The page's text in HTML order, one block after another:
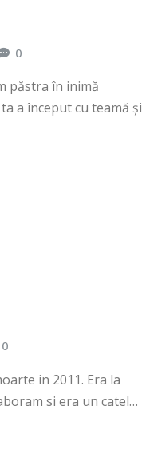
0
păstra în inimă
a început cu teamă și
0
in 2011. Era la
si era un catel…